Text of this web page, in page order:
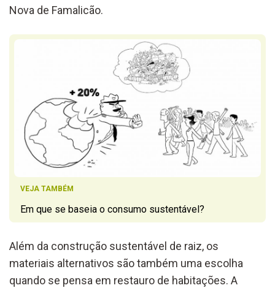
Nova de Famalicão.
VEJA TAMBÉM
Em que se baseia o consumo sustentável?
Além da construção sustentável de raiz, os
materiais alternativos são também uma escolha
quando se pensa em restauro de habitações. A